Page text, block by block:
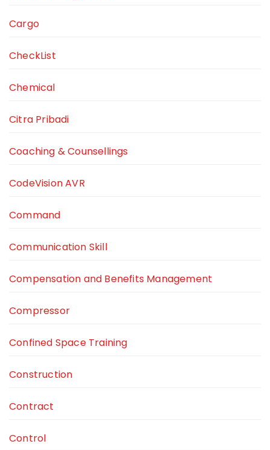
Cargo
CheckList
Chemical
Citra Pribadi
Coaching & Counsellings
CodeVision AVR
Command
Communication Skill
Compensation and Benefits Management
Compressor
Confined Space Training
Construction
Contract
Control